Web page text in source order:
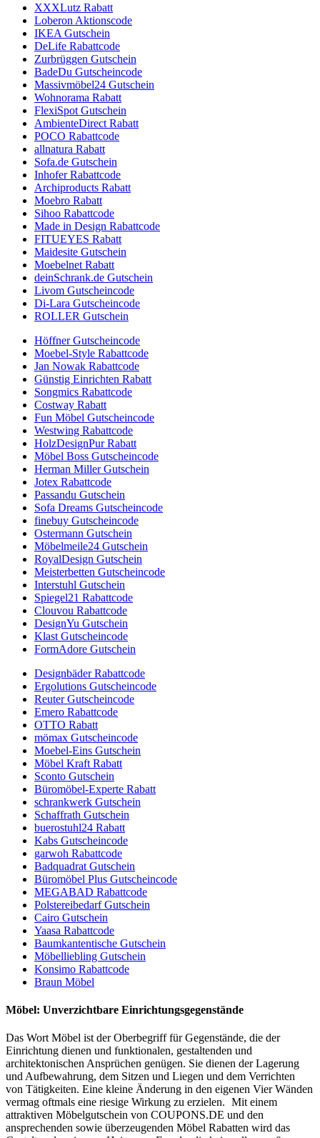
XXXLutz Rabatt
Loberon Aktionscode
IKEA Gutschein
DeLife Rabattcode
Zurbrüggen Gutschein
BadeDu Gutscheincode
Massivmöbel24 Gutschein
Wohnorama Rabatt
FlexiSpot Gutschein
AmbienteDirect Rabatt
POCO Rabattcode
allnatura Rabatt
Sofa.de Gutschein
Inhofer Rabattcode
Archiproducts Rabatt
Moebro Rabatt
Sihoo Rabattcode
Made in Design Rabattcode
FITUEYES Rabatt
Maidesite Gutschein
Moebelnet Rabatt
deinSchrank.de Gutschein
Livom Gutscheincode
Di-Lara Gutscheincode
ROLLER Gutschein
Höffner Gutscheincode
Moebel-Style Rabattcode
Jan Nowak Rabattcode
Günstig Einrichten Rabatt
Songmics Rabattcode
Costway Rabatt
Fun Möbel Gutscheincode
Westwing Rabattcode
HolzDesignPur Rabatt
Möbel Boss Gutscheincode
Herman Miller Gutschein
Jotex Rabattcode
Passandu Gutschein
Sofa Dreams Gutscheincode
finebuy Gutscheincode
Ostermann Gutschein
Möbelmeile24 Gutschein
RoyalDesign Gutschein
Meisterbetten Gutscheincode
Interstuhl Gutschein
Spiegel21 Rabattcode
Clouvou Rabattcode
DesignYu Gutschein
Klast Gutscheincode
FormAdore Gutschein
Designbäder Rabattcode
Ergolutions Gutscheincode
Reuter Gutscheincode
Emero Rabattcode
OTTO Rabatt
mömax Gutscheincode
Moebel-Eins Gutschein
Möbel Kraft Rabatt
Sconto Gutschein
Büromöbel-Experte Rabatt
schrankwerk Gutschein
Schaffrath Gutschein
buerostuhl24 Rabatt
Kabs Gutscheincode
garwoh Rabattcode
Badquadrat Gutschein
Büromöbel Plus Gutscheincode
MEGABAD Rabattcode
Polstereibedarf Gutschein
Cairo Gutschein
Yaasa Rabattcode
Baumkantentische Gutschein
Möbelliebling Gutschein
Konsimo Rabattcode
Braun Möbel
Möbel: Unverzichtbare Einrichtungsgegenstände
Das Wort Möbel ist der Oberbegriff für Gegenstände, die der
Einrichtung dienen und funktionalen, gestaltenden und
architektonischen Ansprüchen genügen. Sie dienen der Lagerung
und Aufbewahrung, dem Sitzen und Liegen und dem Verrichten
von Tätigkeiten. Eine kleine Änderung in den eigenen Vier Wänden
vermag oftmals eine riesige Wirkung zu erzielen. Mit einem
attraktiven Möbelgutschein von COUPONS.DE und den
ansprechenden sowie überzeugenden Möbel Rabatten wird das